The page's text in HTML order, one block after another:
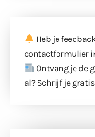
Heb je
contactformulier
Ontvang je de
al? Schrijf je